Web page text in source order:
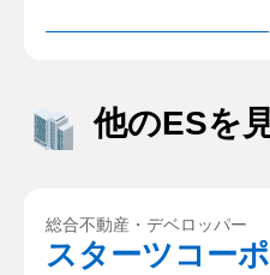
他のESを
総合不動産・デベロッパー
スターツコー